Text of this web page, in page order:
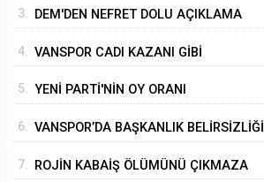
3. DEM'DEN NEFRET DOLU AÇIKLAMA
4. VANSPOR CADI KAZANI GİBİ
5. YENİ PARTİ'NİN OY ORANI
6. VANSPOR’DA BAŞKANLIK BELİRSİZLİĞİ
7. ROJİN KABAİŞ ÖLÜMÜNÜ ÇIKMAZA